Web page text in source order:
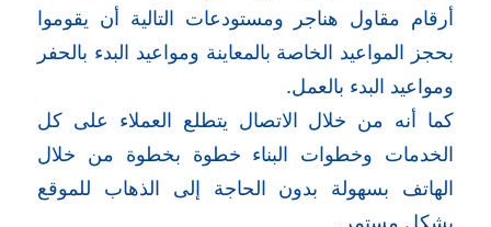
أرقام مقاول هناجر ومستودعات التالية أن يقوموا
بحجز المواعيد الخاصة بالمعاينة ومواعيد البدء بالحفر
ومواعيد البدء بالعمل.
كما أنه من خلال الاتصال يتطلع العملاء على كل
الخدمات وخطوات البناء خطوة بخطوة من خلال
الهاتف بسهولة بدون الحاجة إلى الذهاب للموقع
بشكل مستمر.